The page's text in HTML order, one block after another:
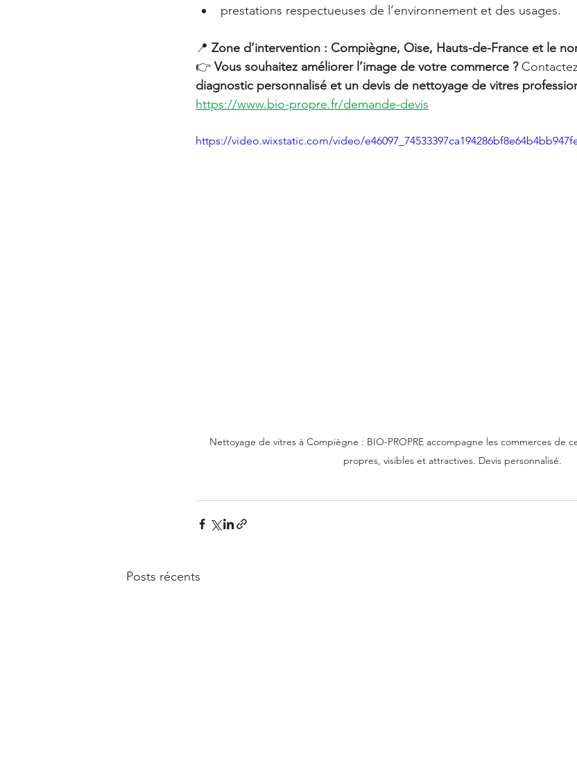
prestations respectueuses de l’environnement et des usages.
📍 Zone d’intervention : Compiègne, Oise, Hauts-de-France et le
👉 Vous souhaitez améliorer l’image de votre commerce ?
diagnostic personnalisé et un devis de nettoyage de vitres
https://www.bio-propre.fr/demande-devis
https://video.wixstatic.com/video/
Nettoyage de vitres à Compiègne : BIO-PROPRE accompagne les commerces de
propres, visibles et attractives. Devis personnalisé.
Posts récents